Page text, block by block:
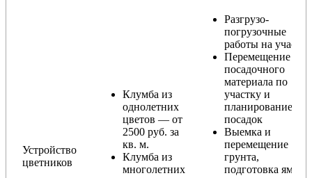
Устройство
цветников
Клумба из
однолетних
цветов — от
2500 руб. за
кв. м.
Клумба из
многолетних
Разгрузо-
погрузочные
работы на участке
Перемещение
посадочного
материала по
участку и
планирование
посадок
Выемка и
перемещение
грунта,
подготовка ямы